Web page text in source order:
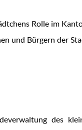
Rolle im
und Bürgern der
des